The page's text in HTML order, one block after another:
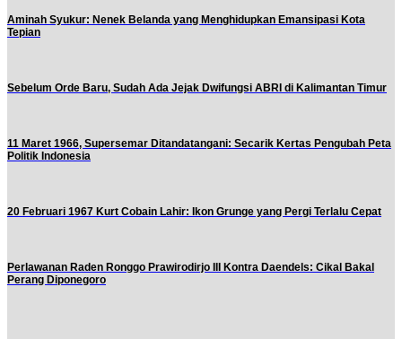
Aminah Syukur: Nenek Belanda yang Menghidupkan Emansipasi Kota
Tepian
Sebelum Orde Baru, Sudah Ada Jejak Dwifungsi ABRI di Kalimantan Timur
11 Maret 1966, Supersemar Ditandatangani: Secarik Kertas Pengubah Peta
Politik Indonesia
20 Februari 1967 Kurt Cobain Lahir: Ikon Grunge yang Pergi Terlalu Cepat
Perlawanan Raden Ronggo Prawirodirjo III Kontra Daendels: Cikal Bakal
Perang Diponegoro